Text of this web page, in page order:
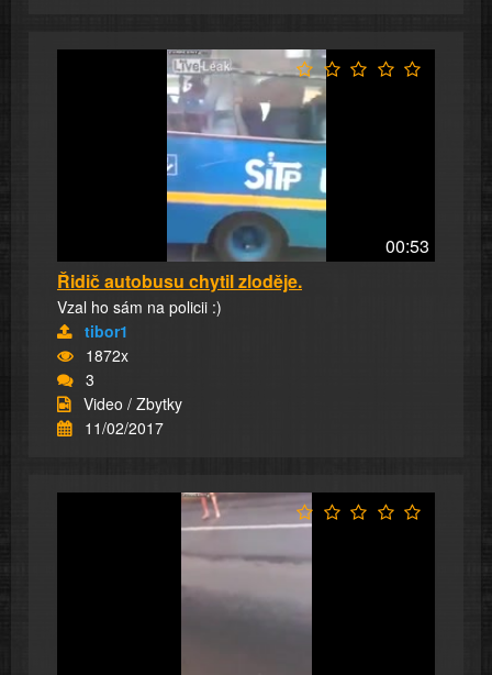
00:53
Řidič autobusu chytil zloděje.
Vzal ho sám na policii :)
tibor1
1872x
3
Video / Zbytky
11/02/2017